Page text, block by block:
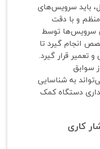
باید سرویس‌های
و با دقت
سرویس‌ها توسط
انجام گیرد تا
تعمیر قرار گیرد.
سوابق
به شناسایی
دستگاه کمک
کاری